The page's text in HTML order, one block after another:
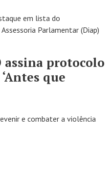
em lista do
Parlamentar (Diap)
assina protocolo
que
e combater a violência